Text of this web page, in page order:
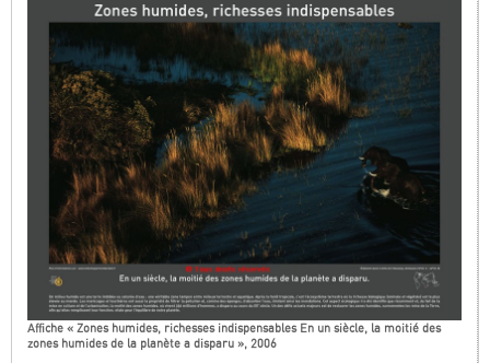
Affiche « Zones humides, richesses indispensables En un siècle, la moitié des
zones humides de la planète a disparu », 2006